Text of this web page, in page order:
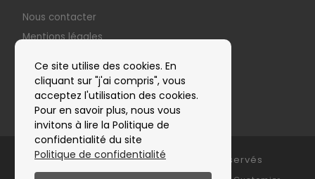
Ce site utilise des cookies. En
cliquant sur "j'ai compris", vous
acceptez l'utilisation des cookies.
Pour en savoir plus, nous vous
invitons à lire la Politique de
confidentialité du site
Politique de confidentialité
Nous contacter
Mentions légales
Nos partenaires
© 2026Clap'Arts– Tous droits réservés